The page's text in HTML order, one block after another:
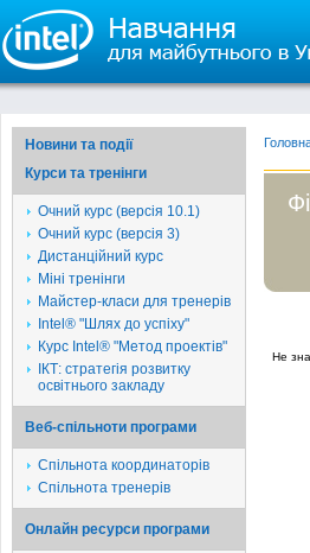
Новини та події
Курси та тренінги
Очний курс (версія 10.1)
Очний курс (версія 3)
Дистанційний курс
Міні тренінги
Майстер-класи для тренерів
Intel® "Шлях до успіху"
Курс Intel® "Метод проектів"
ІКТ: стратегія розвитку
освітнього закладу
Веб-спільноти програми
Спільнота координаторів
Спільнота тренерів
Онлайн ресурси програми
Не